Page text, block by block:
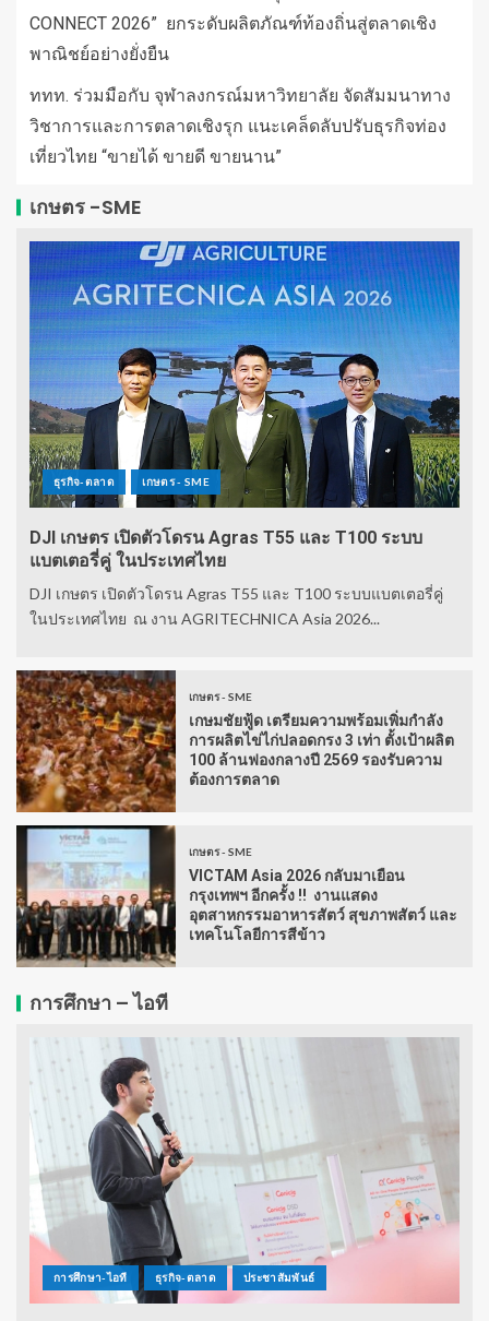
CONNECT 2026” ยกระดับผลิตภัณฑ์ท้องถิ่นสู่ตลาดเชิง
พาณิชย์อย่างยั่งยืน
ททท. ร่วมมือกับ จุฬาลงกรณ์มหาวิทยาลัย จัดสัมมนาทาง
วิชาการและการตลาดเชิงรุก แนะเคล็ดลับปรับธุรกิจท่อง
เที่ยวไทย “ขายได้ ขายดี ขายนาน”
เกษตร -SME
ธุรกิจ-ตลาด เกษตร - SME
DJI เกษตร เปิดตัวโดรน Agras T55 และ T100 ระบบ
แบตเตอรี่คู่ ในประเทศไทย
DJI เกษตร เปิดตัวโดรน Agras T55 และ T100 ระบบแบตเตอรี่คู่
ในประเทศไทย ณ งาน AGRITECHNICA Asia 2026...
เกษตร - SME
เกษมชัยฟู้ด เตรียมความพร้อมเพิ่มกำลัง
การผลิตไข่ไก่ปลอดกรง 3 เท่า ตั้งเป้าผลิต
100 ล้านฟองกลางปี 2569 รองรับความ
ต้องการตลาด
เกษตร - SME
VICTAM Asia 2026 กลับมาเยือน
กรุงเทพฯ อีกครั้ง !! งานแสดง
อุตสาหกรรมอาหารสัตว์ สุขภาพสัตว์ และ
เทคโนโลยีการสีข้าว
การศึกษา – ไอที
การศึกษา-ไอที ธุรกิจ-ตลาด ประชาสัมพันธ์